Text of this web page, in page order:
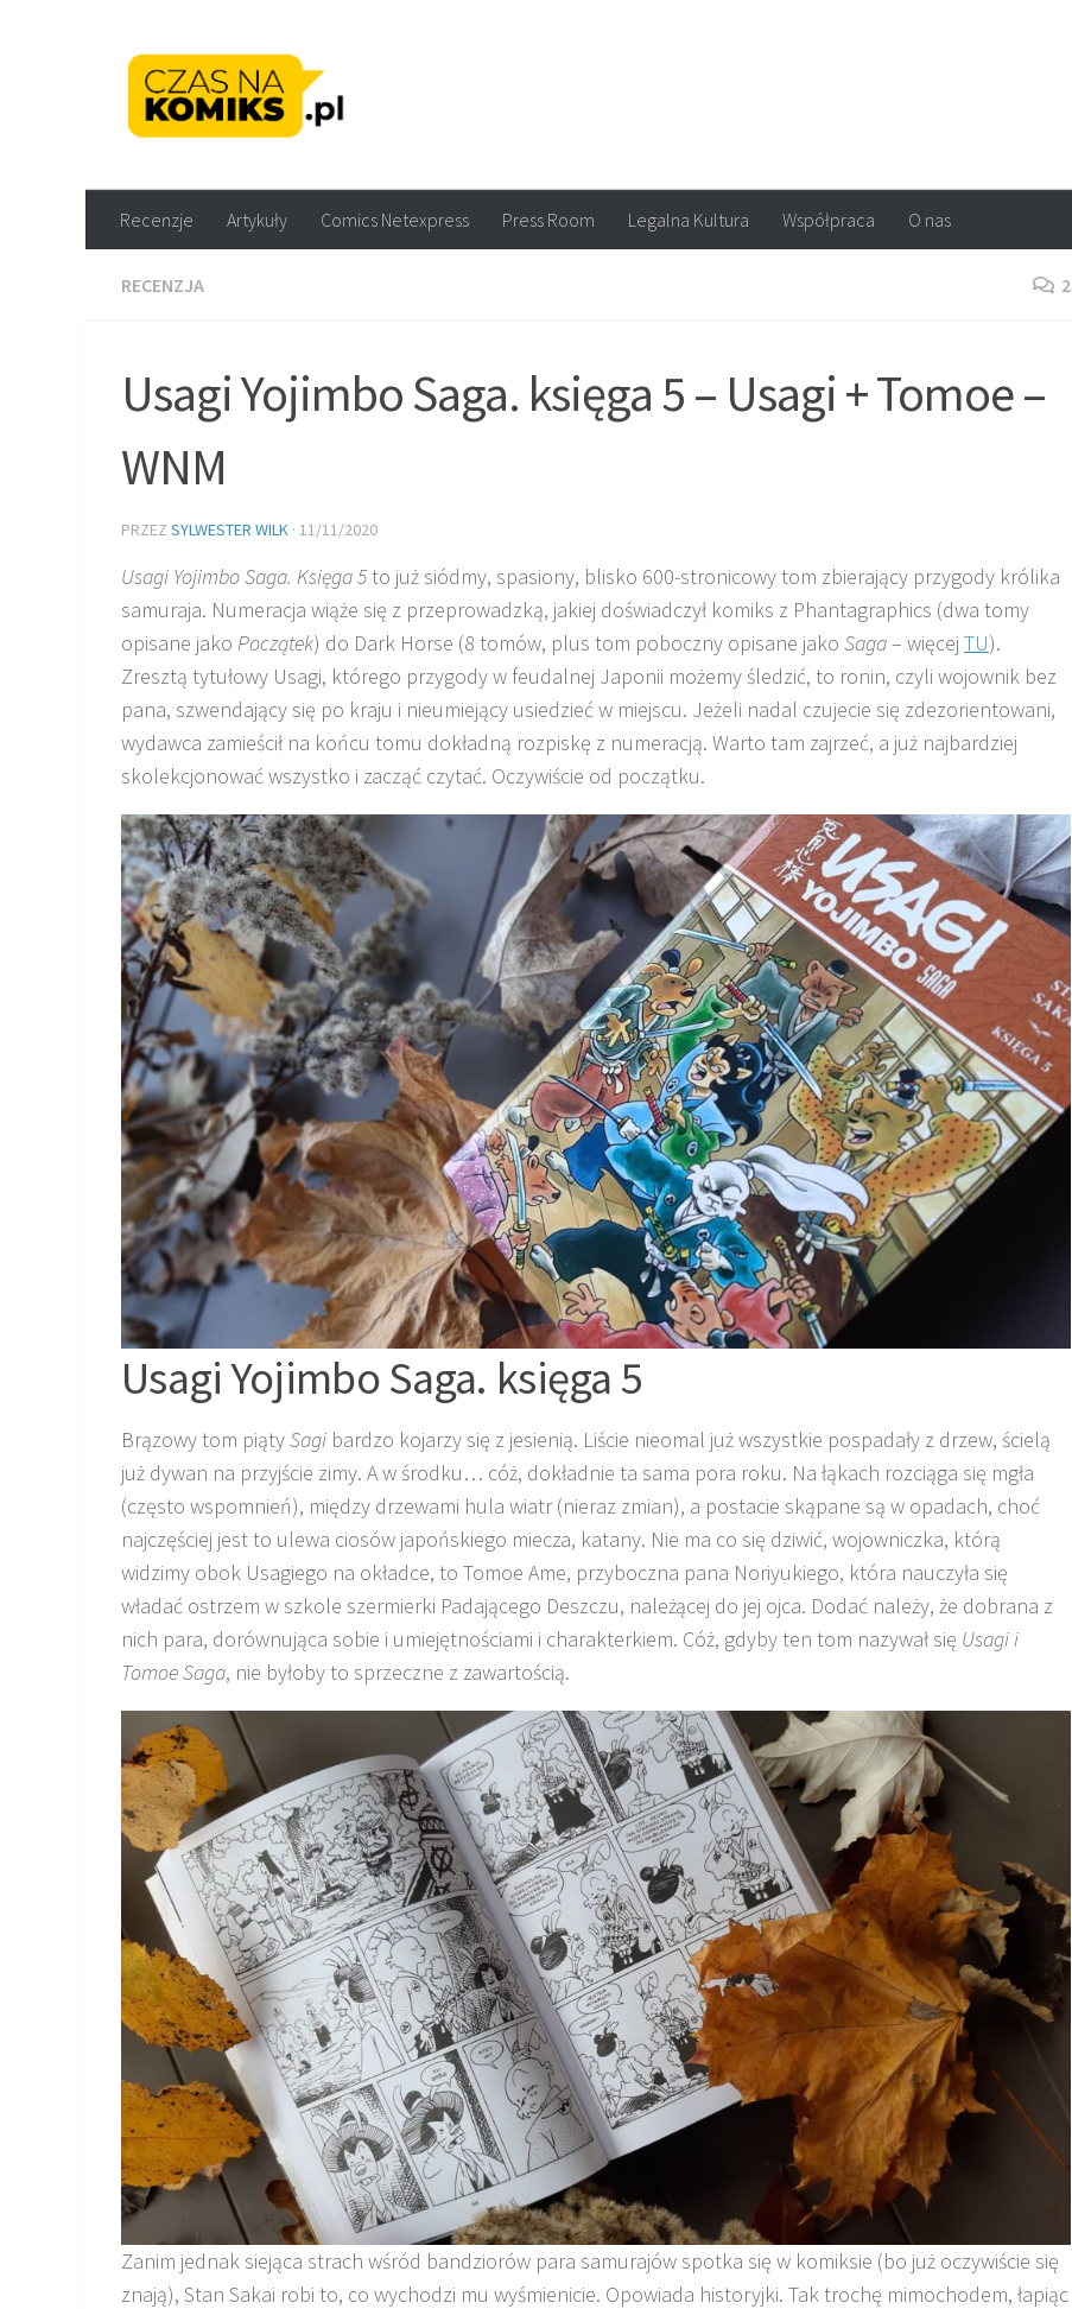
Recenzje Artykuły Comics Netexpress Press Room Legalna Kultura Współpraca O nas
RECENZJA 2
Usagi Yojimbo Saga. księga 5 – Usagi + Tomoe –
WNM
PRZEZ SYLWESTER WILK · 11/11/2020
Usagi Yojimbo Saga. Księga 5to już siódmy, spasiony, blisko 600-stronicowy tom zbierający przygody królika
samuraja. Numeracja wiąże się z przeprowadzką, jakiej doświadczył komiks z Phantagraphics (dwa tomy
opisane jako Początek) do Dark Horse (8 tomów, plus tom poboczny opisane jako Saga– więcej TU).
Zresztą tytułowy Usagi, którego przygody w feudalnej Japonii możemy śledzić, to ronin, czyli wojownik bez
pana, szwendający się po kraju i nieumiejący usiedzieć w miejscu. Jeżeli nadal czujecie się zdezorientowani,
wydawca zamieścił na końcu tomu dokładną rozpiskę z numeracją. Warto tam zajrzeć, a już najbardziej
skolekcjonować wszystko i zacząć czytać. Oczywiście od początku.
Usagi Yojimbo Saga. księga 5
Brązowy tom piątySagi bardzo kojarzy się z jesienią. Liście nieomal już wszystkie pospadały z drzew, ścielą
już dywan na przyjście zimy. A w środku… cóż, dokładnie ta sama pora roku. Na łąkach rozciąga się mgła
(często wspomnień), między drzewami hula wiatr (nieraz zmian), a postacie skąpane są w opadach, choć
najczęściej jest to ulewa ciosów japońskiego miecza, katany. Nie ma co się dziwić, wojowniczka, którą
widzimy obok Usagiego na okładce, to Tomoe Ame, przyboczna pana Noriyukiego, która nauczyła się
władać ostrzem w szkole szermierki Padającego Deszczu, należącej do jej ojca. Dodać należy, że dobrana z
nich para, dorównująca sobie i umiejętnościami i charakterkiem. Cóż, gdyby ten tom nazywał się Usagi i
Tomoe Saga, nie byłoby to sprzeczne z zawartością.
Zanim jednak siejąca strach wśród bandziorów para samurajów spotka się w komiksie (bo już oczywiście się
znają), Stan Sakai robi to, co wychodzi mu wyśmienicie. Opowiada historyjki. Tak trochę mimochodem, łapiąc